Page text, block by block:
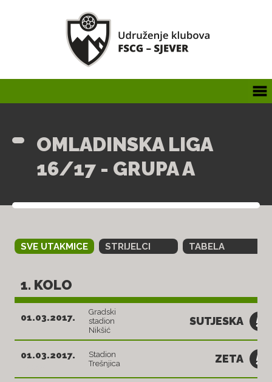
OMLADINSKA LIGA
16/17 - GRUPA A
SVE UTAKMICE STRIJELCI TABELA
1. KOLO
01.03.2017.
Gradski
stadion
Nikšić
SUTJESKA 5
01.03.2017.
Stadion
Trešnjica
ZETA 5